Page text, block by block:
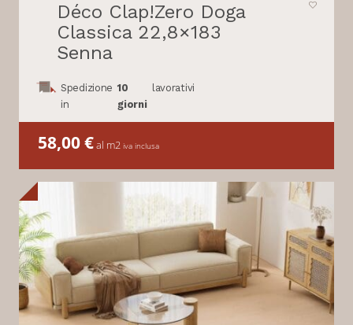
Déco Clap!Zero Doga
Classica 22,8×183
Senna
Spedizione
in
10
giorni
lavorativi
58,00€al m2 iva inclusa